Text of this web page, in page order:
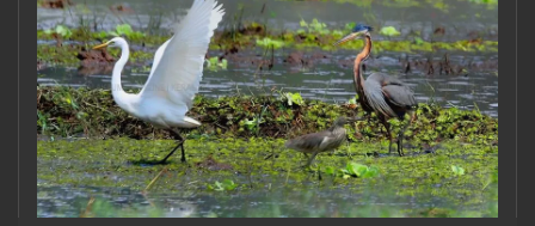
OBITUARY
NEWS 360
CASE DIARY
CINEMA